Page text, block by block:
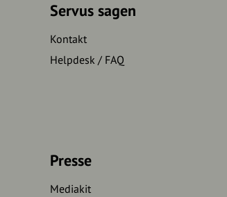
Servus sagen
Kontakt
Helpdesk / FAQ
Presse
Mediakit